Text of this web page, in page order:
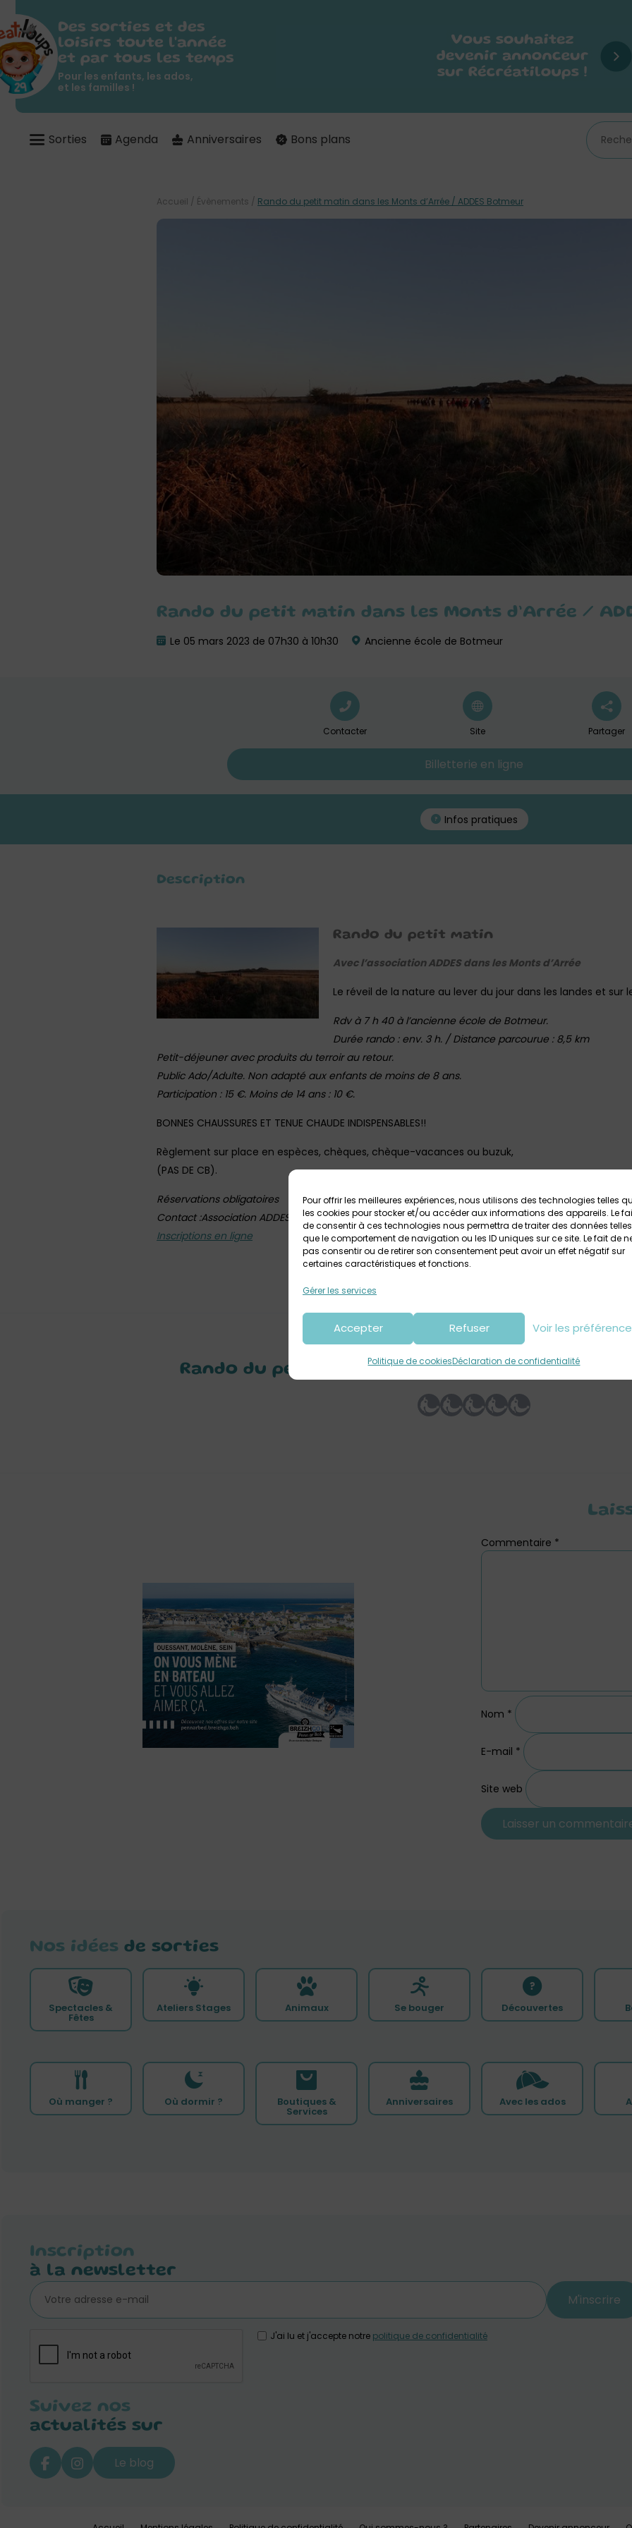
Pour offrir les meilleures expériences, nous utilisons des technologies telles
les cookies pour stocker et/ou accéder aux informations des appareils. Le
de consentir à ces technologies nous permettra de traiter des données telles
que le comportement de navigation ou les ID uniques sur ce site. Le fait de
pas consentir ou de retirer son consentement peut avoir un effet négatif sur
certaines caractéristiques et fonctions.
Gérer les services
Accepter Refuser Voir les
Politique de cookiesDéclaration de confidentialité
Des sorties et des
loisirs toute l'année
et par tous les temps
Pour les enfants, les ados,
et les familles !
Sorties Agenda Anniversaires Bons plans
Rando du petit matin dans les Monts d’Arrée /
Le 05 mars 2023 de 07h30 à 10h30 Ancienne école de Botmeur
Accueil / Évènements / Rando du petit matin dans les Monts d’Arrée / ADDES Botmeur
Contacter Site Partager
Billetterie en ligne
Infos pratiques
Description
Rando du petit matin
Avec l’association ADDES dans les Monts d’Arrée
Le réveil de la nature au lever du jour dans les landes et sur
Rdv à 7 h 40 à l’ancienne école de Botmeur.
Durée rando : env. 3 h. / Distance parcourue : 8,5 km
Petit-déjeuner avec produits du terroir au retour.
Public Ado/Adulte. Non adapté aux enfants de moins de 8 ans.
Participation : 15 €. Moins de 14 ans : 10 €.
BONNES CHAUSSURES ET TENUE CHAUDE INDISPENSABLES!!
Règlement sur place en espèces, chèques, chèque-vacances ou buzuk,
(PAS DE CB).
Réservations obligatoires
Contact :Association ADDES 02 98 99 66 58
Inscriptions en ligne
Retrouvez ICI les autres randonnées de l’association ADDES
Rando du petit matin dans les Monts d’Arrée /
Commentaire *
Nom *
E-mail *
Site web
Nos idées de sorties
Spectacles &
Fêtes
Ateliers Stages Animaux Se bouger Découvertes
Où manger ? Où dormir ? Boutiques &
Services
Anniversaires Avec les ados
Inscription
à la newsletter
M'inscrire
J'ai lu et j'accepte notre politique de confidentialité
Suivez nos
actualités sur
Le blog